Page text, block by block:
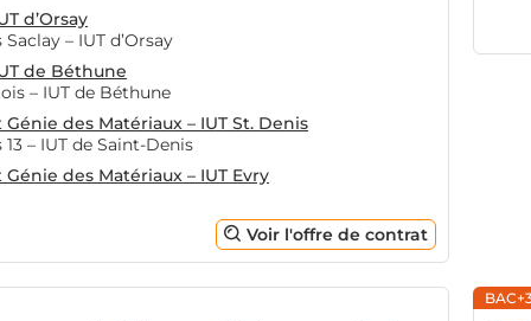
d’Orsay
– IUT d’Orsay
de Béthune
– IUT de Béthune
des Matériaux – IUT St. Denis
– IUT de Saint-Denis
des Matériaux – IUT Evry
Voir l'offre de contrat